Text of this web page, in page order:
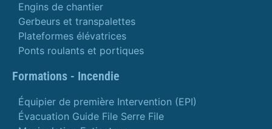
Engins de chantier
Gerbeurs et transpalettes
Plateformes élévatrices
Ponts roulants et portiques
Formations - Incendie
Équipier de première Intervention (EPI)
Évacuation Guide File Serre File